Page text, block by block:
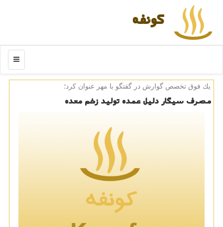
كونفه
منو
یك فوق تخصص گوارش در گفتگو با مهر عنوان كرد؛
مصرف سیگار دلیل عمده تولید زخم معده